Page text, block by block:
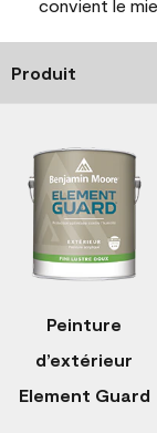
convient le
Produit
Peinture
d’extérieur
Element Guard